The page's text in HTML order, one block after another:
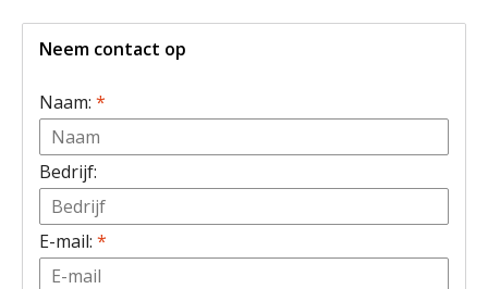
Neem contact op
Naam: *
Bedrijf:
E-mail: *